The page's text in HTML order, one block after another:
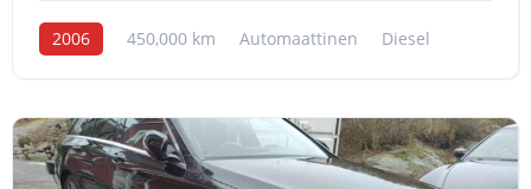
2006 450,000 km Automaattinen Diesel